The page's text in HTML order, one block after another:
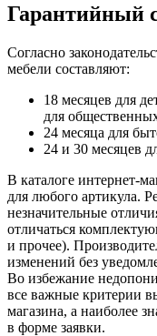
Гарантийный
Согласно
мебели составляют:
18 месяцев для
для
24 месяца для
24 и 30 месяцев
В каталоге интернет-
для любого артикула.
незначительные
отличаться
и прочее).
изменений без
Во избежание
все важные критерии
магазина, а наиболее
в форме заявки.